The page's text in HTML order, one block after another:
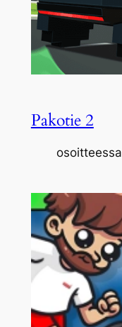
Pakotie 2
osoitteessa